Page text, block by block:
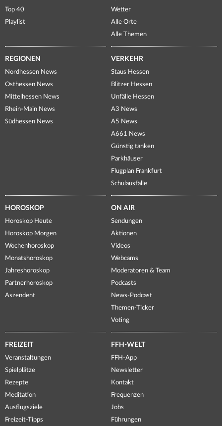
Top 40
Playlist
Wetter
Alle Orte
Alle Themen
REGIONEN
Nordhessen News
Osthessen News
Mittelhessen News
Rhein-Main News
Südhessen News
VERKEHR
Staus Hessen
Blitzer Hessen
Unfälle Hessen
A3 News
A5 News
A661 News
Günstig tanken
Parkhäuser
Flugplan Frankfurt
Schulausfälle
HOROSKOP
Horoskop Heute
Horoskop Morgen
Wochenhoroskop
Monatshoroskop
Jahreshoroskop
Partnerhoroskop
Aszendent
ON AIR
Sendungen
Aktionen
Videos
Webcams
Moderatoren & Team
Podcasts
News-Podcast
Themen-Ticker
Voting
FREIZEIT
Veranstaltungen
Spielplätze
Rezepte
Meditation
Ausflugsziele
Freizeit-Tipps
FFH-WELT
FFH-App
Newsletter
Kontakt
Frequenzen
Jobs
Führungen